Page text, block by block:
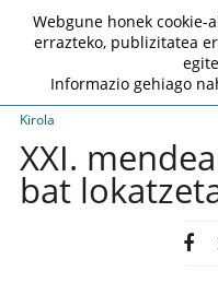
Kirola
XXI.
bat
Webgune honek
errazteko, publizitatea
Informazio gehiago